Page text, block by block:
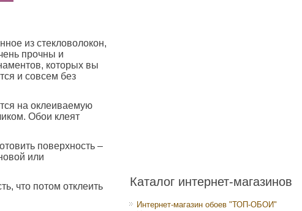
из стекловолокон,
прочны и
которых вы
и совсем без
на оклеиваемую
Обои клеят
поверхность –
или
что потом отклеить
Каталог интернет-магазинов
Интернет-магазин обоев "ТОП-ОБОИ"